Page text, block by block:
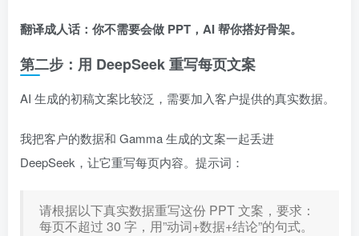
翻译成人话：你不需要会做 PPT，AI 帮你搭好骨架。
第二步：用 DeepSeek 重写每页文案
AI 生成的初稿文案比较泛，需要加入客户提供的真实数据。
我把客户的数据和 Gamma 生成的文案一起丢进
DeepSeek，让它重写每页内容。提示词：
请根据以下真实数据重写这份 PPT 文案，要求：
每页不超过 30 字，用”动词+数据+结论”的句式。